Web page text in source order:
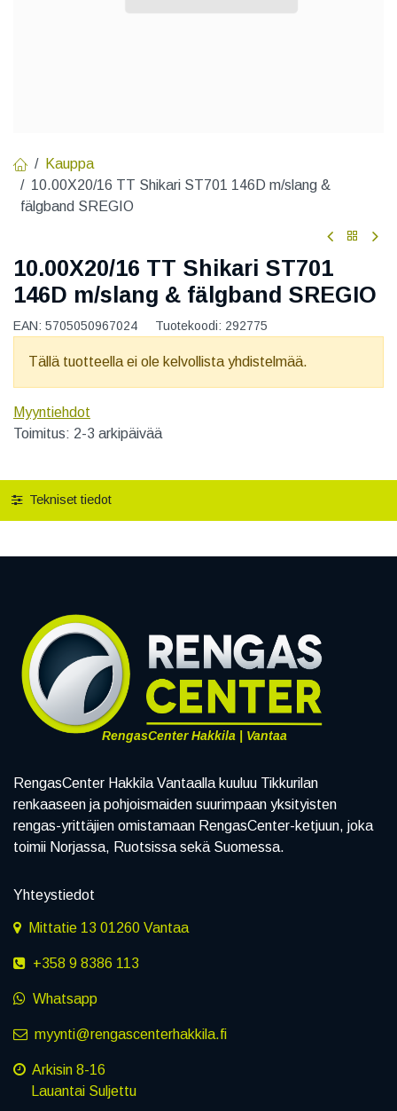
Kauppa
10.00X20/16 TT Shikari ST701 146D m/slang &
fälgband SREGIO
10.00X20/16 TT Shikari ST701
146D m/slang & fälgband SREGIO
EAN: 5705050967024 Tuotekoodi: 292775
Tällä tuotteella ei ole kelvollista yhdistelmää.
Myyntiehdot
Toimitus: 2-3 arkipäivää
Tekniset tiedot
RengasCenter Hakkila | Vantaa
RengasCenter Hakkila Vantaalla kuuluu Tikkurilan
renkaaseen ja pohjoismaiden suurimpaan yksityisten
rengas-yrittäjien omistamaan RengasCenter-ketjuun, joka
toimii Norjassa, Ruotsissa sekä Suomessa.
Yhteystiedot
Mittatie 13 01260 Vantaa
+358 9 8386 113
Whatsapp
myynti@rengascenterhakkila.fi
Arkisin 8-16
Lauantai Suljettu